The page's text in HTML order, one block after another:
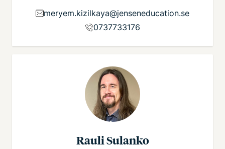
meryem.kizilkaya@jenseneducation.se
0737733176
Rauli Sulanko